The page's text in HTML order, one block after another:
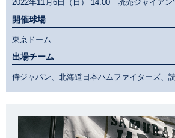
2022年11月6日（日） 14:00 読売ジャイアン
開催球場
東京ドーム
出場チーム
侍ジャパン、北海道日本ハムファイターズ、